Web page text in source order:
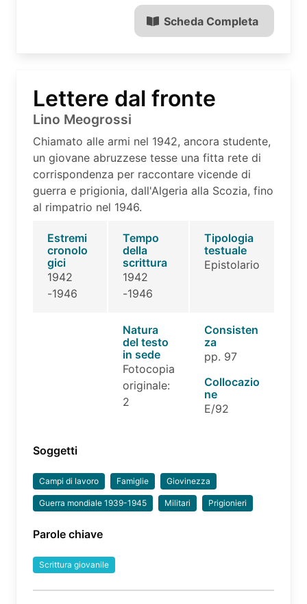
Scheda Completa
Lettere dal fronte
Lino Meogrossi
Chiamato alle armi nel 1942, ancora studente,
un giovane abruzzese tesse una fitta rete di
corrispondenza per raccontare vicende di
guerra e prigionia, dall'Algeria alla Scozia, fino
al rimpatrio nel 1946.
Estremi
cronolo
gici
1942
-1946
Tempo
della
scrittura
1942
-1946
Tipologia
testuale
Epistolario
Natura
del testo
in sede
Fotocopia
originale:
2
Consisten
za
pp. 97
Collocazio
ne
E/92
Soggetti
Campi di lavoro Famiglie Giovinezza
Guerra mondiale 1939-1945 Militari Prigionieri
Parole chiave
Scrittura giovanile